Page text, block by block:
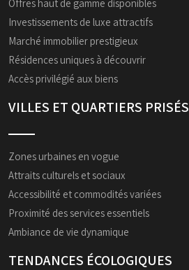
Offres haut de gamme disponibles
Investissements de luxe attractifs
Marché immobilier prestigieux
Résidences uniques à découvrir
Accès privilégié aux biens
VILLES ET QUARTIERS PRISÉS
Zones urbaines en vogue
Attraits culturels et sociaux
Accessibilité et commodités variées
Proximité des services essentiels
Ambiance de vie dynamique
TENDANCES ÉCOLOGIQUES